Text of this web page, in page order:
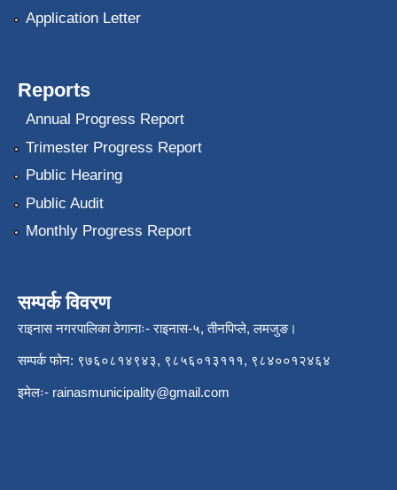
Application Letter
Reports
Annual Progress Report
Trimester Progress Report
Public Hearing
Public Audit
Monthly Progress Report
सम्पर्क विवरण
राइनास नगरपालिका ठेगानाः- राइनास-५, तीनपिप्ले, लमजुङ।
सम्पर्क फोन: ९७६०८१४९४३, ९८५६०१३१११, ९८४००१२४६४
इमेलः- rainasmunicipality@gmail.com